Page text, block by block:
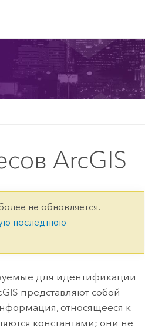
ArcGIS
не обновляется.
последнюю
для идентификации
представляют собой
относящееся к
константами; они не